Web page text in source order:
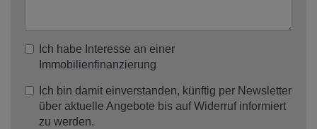
Ich habe Interesse an einer
Immobilienfinanzierung
Ich bin damit einverstanden, künftig per Newsletter
über aktuelle Angebote bis auf Widerruf informiert
zu werden.